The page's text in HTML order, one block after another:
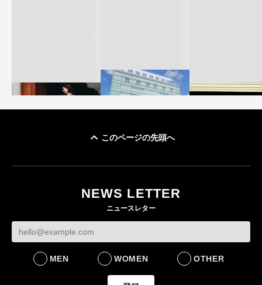
ケットなど7型を発売
FASHION
このページの先頭へ
NEWS LETTER
ニュースレター
MEN WOMEN OTHER